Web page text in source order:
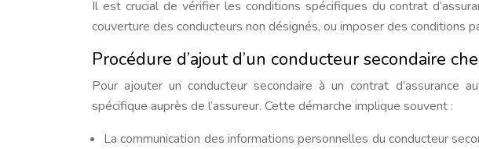
Il est crucial de vérifier les conditions spécifiques du contrat
couverture des conducteurs non désignés, ou imposer des conditions
Procédure d’ajout d’un conducteur secondaire
Pour ajouter un conducteur secondaire à un contrat d’assurance
spécifique auprès de l’assureur. Cette démarche implique souvent :
La communication des informations personnelles du conducteur